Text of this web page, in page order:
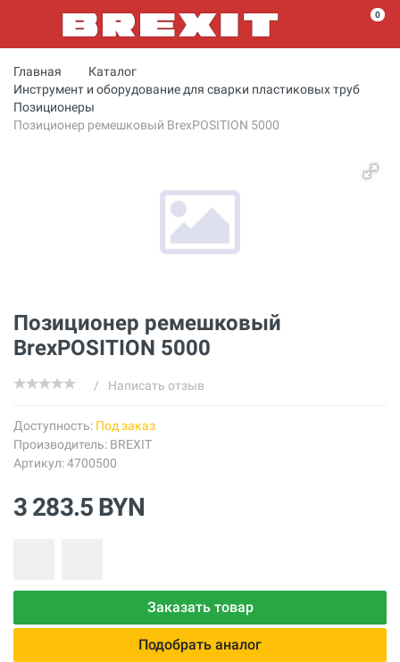
0
Главная
Каталог
Инструмент и оборудование для сварки пластиковых труб
Позиционеры
Позиционер ремешковый BrexPOSITION 5000
Позиционер ремешковый
BrexPOSITION 5000
/ Написать отзыв
Доступность: Под заказ
Производитель: BREXIT
Артикул: 4700500
3 283.5 BYN
Заказать товар
Подобрать аналог